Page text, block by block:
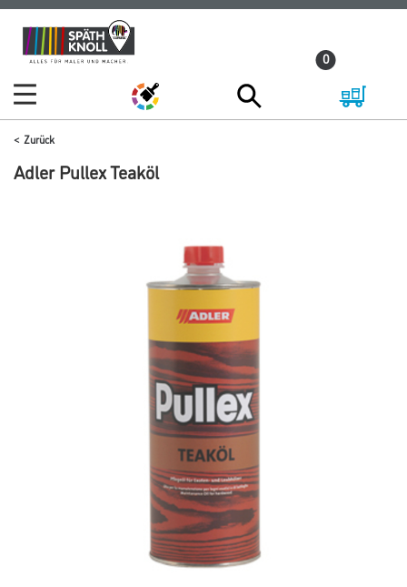
Zum
Inhalt
Zum
Navigationsmenü
0
Zurück
Adler Pullex Teaköl